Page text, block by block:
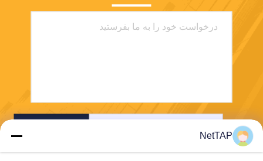
NetTAP